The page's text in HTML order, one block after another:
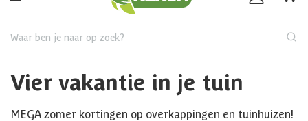
Waar ben je naar op zoek?
Vier vakantie in je tuin
MEGA zomer kortingen op overkappingen en tuinhuizen!